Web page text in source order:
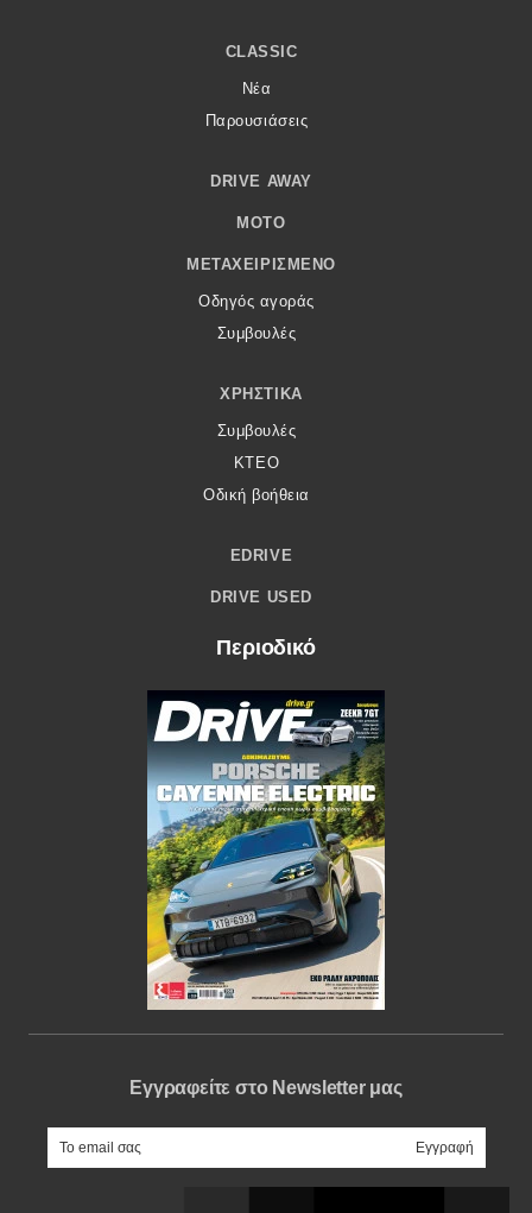
CLASSIC
Νέα
Παρουσιάσεις
DRIVE AWAY
MOTO
ΜΕΤΑΧΕΙΡΙΣΜΈΝΟ
Οδηγός αγοράς
Συμβουλές
ΧΡΗΣΤΙΚΆ
Συμβουλές
ΚΤΕΟ
Οδική βοήθεια
EDRIVE
DRIVE USED
Περιοδικό
Εγγραφείτε στο Newsletter μας
e-mail